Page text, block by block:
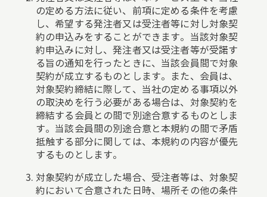
の定める方法に従い、前項に定める条件を考慮
し、希望する発注者又は受注者等に対し対象契
約の申込みをすることができます。当該対象契
約申込みに対し、発注者又は受注者等が受諾す
る旨の通知を行ったときに、当該会員間で対象
契約が成立するものとします。また、会員は、
対象契約締結に際して、当社の定める事項以外
の取決めを行う必要がある場合は、対象契約を
締結する会員との間で別途合意するものとしま
す。当該会員間の別途合意と本規約の間で矛盾
抵触する部分に関しては、本規約の内容が優先
するものとします。
対象契約が成立した場合、受注者等は、対象契
約において合意された日時、場所その他の条件